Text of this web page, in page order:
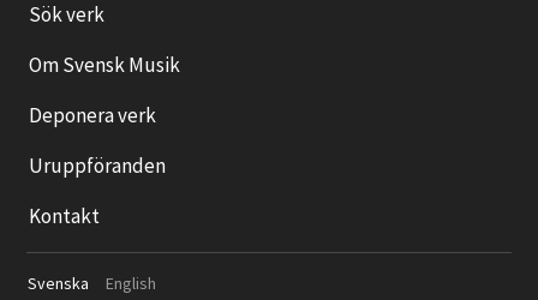
Sök verk
Om Svensk Musik
Deponera verk
Uruppföranden
Kontakt
Svenska English